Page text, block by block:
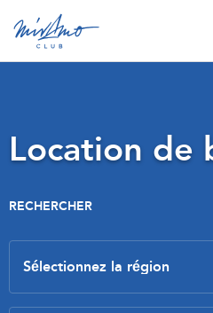
Location de
RECHERCHER